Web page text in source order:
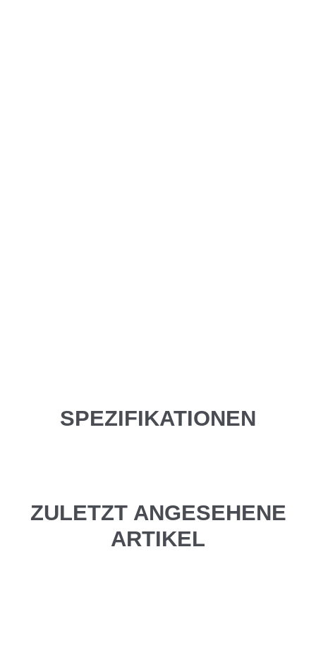
SPEZIFIKATIONEN
ZULETZT ANGESEHENE
ARTIKEL